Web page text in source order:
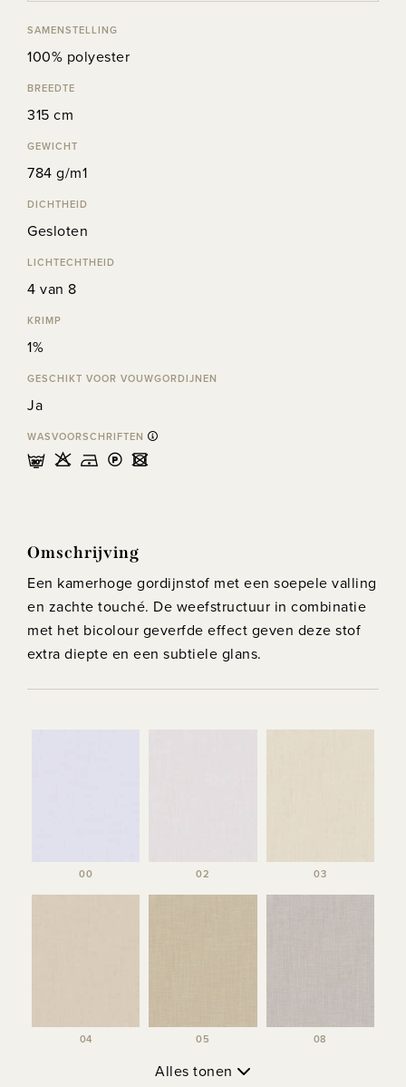
SAMENSTELLING
100% polyester
BREEDTE
315 cm
GEWICHT
784 g/m1
DICHTHEID
Gesloten
LICHTECHTHEID
4 van 8
KRIMP
1%
GESCHIKT VOOR VOUWGORDIJNEN
Ja
WASVOORSCHRIFTEN
mHDLU
Omschrijving
Een kamerhoge gordijnstof met een soepele valling
en zachte touché. De weefstructuur in combinatie
met het bicolour geverfde effect geven deze stof
extra diepte en een subtiele glans.
00 02 03
04 05 08
Alles tonen